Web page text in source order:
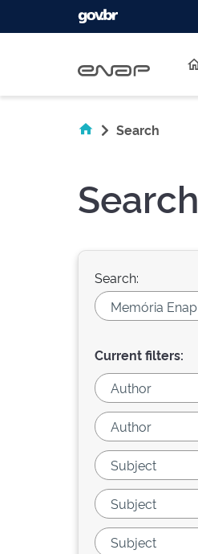
Search
Search
Search:
Current filters: